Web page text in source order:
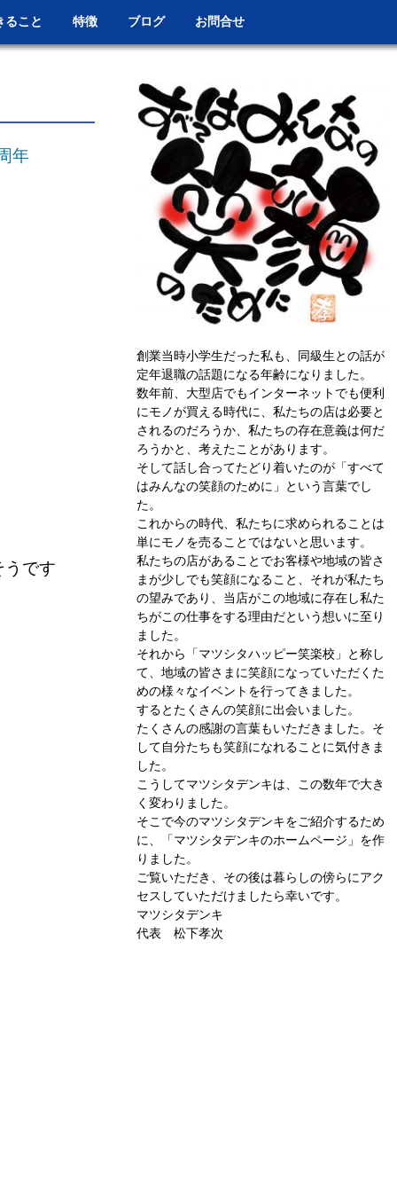
ること 特徴 ブログ お問合せ
年
うです
創業当時小学生だった私も、同級生との話が
定年退職の話題になる年齢になりました。
数年前、大型店でもインターネットでも便利
にモノが買える時代に、私たちの店は必要と
されるのだろうか、私たちの存在意義は何だ
ろうかと、考えたことがあります。
そして話し合ってたどり着いたのが「すべて
はみんなの笑顔のために」という言葉でし
た。
これからの時代、私たちに求められることは
単にモノを売ることではないと思います。
私たちの店があることでお客様や地域の皆さ
まが少しでも笑顔になること、それが私たち
の望みであり、当店がこの地域に存在し私た
ちがこの仕事をする理由だという想いに至り
ました。
それから「マツシタハッピー笑楽校」と称し
て、地域の皆さまに笑顔になっていただくた
めの様々なイベントを行ってきました。
するとたくさんの笑顔に出会いました。
たくさんの感謝の言葉もいただきました。そ
して自分たちも笑顔になれることに気付きま
した。
こうしてマツシタデンキは、この数年で大き
く変わりました。
そこで今のマツシタデンキをご紹介するため
に、「マツシタデンキのホームページ」を作
りました。
ご覧いただき、その後は暮らしの傍らにアク
セスしていただけましたら幸いです。
マツシタデンキ
代表 松下孝次